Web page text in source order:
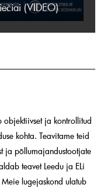
(VIDEO)
ja kontrollitud
kohta. Teavitame teid
ja põllumajandustootjate
teavet Leedu ja ELi
lugejaskond ulatub